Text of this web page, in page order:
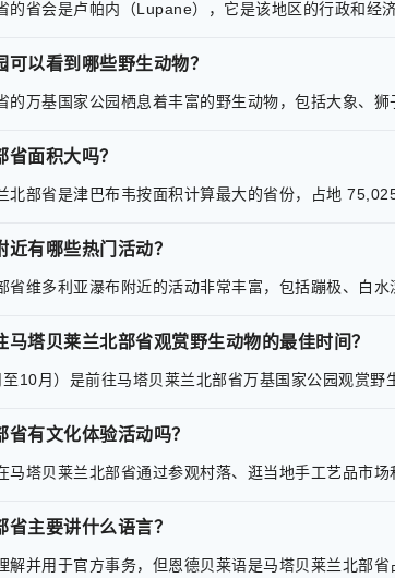
的省会是卢帕内（Lupane），它是该地区的行政和经济
可以看到哪些野生动物？
的万基国家公园栖息着丰富的野生动物，包括大象、狮
面积大吗？
北部省是津巴布韦按面积计算最大的省份，占地
有哪些热门活动？
省维多利亚瀑布附近的活动非常丰富，包括蹦极、白水
马塔贝莱兰北部省观赏野生动物的最佳时间？
10月）是前往马塔贝莱兰北部省万基国家公园观赏野
省有文化体验活动吗？
马塔贝莱兰北部省通过参观村落、逛当地手工艺品市
省主要讲什么语言？
解并用于官方事务，但恩德贝莱语是马塔贝莱兰北部省